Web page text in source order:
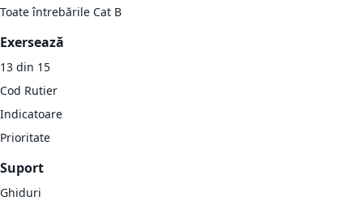
Toate întrebările Cat B
Exersează
13 din 15
Cod Rutier
Indicatoare
Prioritate
Suport
Ghiduri